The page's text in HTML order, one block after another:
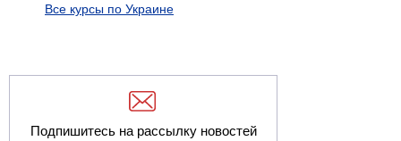
Все курсы по Украине
Подпишитесь на рассылку новостей